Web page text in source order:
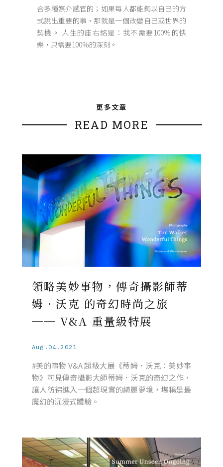
合多種媒介感官的；如果每人都能夠以自己的方
式說出重要的事，那就是一個改變自己或世界的
契機。 人生的座右銘是：我不需要100%的快
樂，只需要100%的深刻。
更多文章
READ MORE
領略美妙事物，傳奇攝影師蒂
姆．沃克 的奇幻時尚之旅
── V&A 重量級特展
Aug.04.2021
#美的事物 V&A 超級大展《蒂姆．沃克：美妙事
物》可見傳奇攝影大師蒂姆．沃克的奇幻之作，
讓人彷彿進入一個超現實的綺麗夢境，堪稱是最
魔幻的沉浸式體驗。